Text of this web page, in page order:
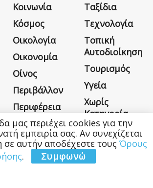
Κοινωνία
Κόσμος
Οικολογία
Οικονομία
Οίνος
Περιβάλλον
Περιφέρεια
Ταξίδια
Τεχνολογία
Τοπική
Αυτοδιοίκηση
Τουρισμός
Υγεία
Χωρίς
Κατηγορία
Χρήσης Επικοινωνία
μας περιέχει cookies για την
εμπειρία σας. Αν συνεχίζεται
σε αυτήν αποδέχεστε τους Όρους
. Συμφωνώ